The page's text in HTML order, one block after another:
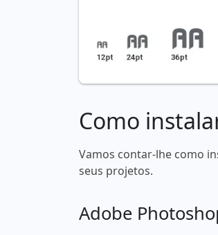
Como
Vamos contar-lhe como
seus projetos.
Adobe